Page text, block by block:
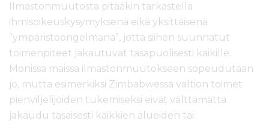
Ilmastonmuutosta pitääkin tarkastella
ihmisoikeuskysymyksenä eikä yksittäisenä
”ympäristöongelmana”, jotta siihen suunnatut
toimenpiteet jakautuvat tasapuolisesti kaikille.
Monissa maissa ilmastonmuutokseen sopeudutaan
jo, mutta esimerkiksi Zimbabwessa valtion toimet
pienviljelijöiden tukemiseksi eivät välttämättä
jakaudu tasaisesti kaikkien alueiden tai